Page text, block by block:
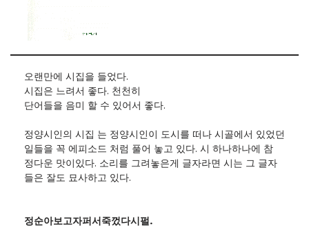
오랜만에 시집을 들었다.
시집은 느려서 좋다. 천천히
단어들을 음미 할 수 있어서 좋다.
정양시인의 시집 는 정양시인이 도시를 떠나 시골에서 있었던
일들을 꼭 에피소드 처럼 풀어 놓고 있다. 시 하나하나에 참
정다운 맛이있다. 소리를 그려놓은게 글자라면 시는 그 글자
들은 잘도 묘사하고 있다.
정순아보고자퍼서죽껐다시펄.